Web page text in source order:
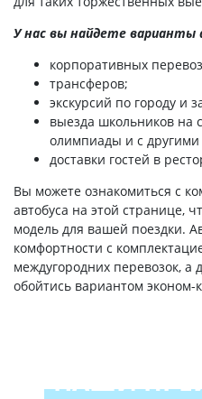
У нас вы найдете варианты
корпоративных
трансферов;
экскурсий по городу и
выезда школьников на
олимпиады и с
доставки гостей в
Вы можете ознакомиться с
автобуса на этой странице,
модель для вашей поездки.
комфортности с
междугородних перевозок, а
обойтись вариантом эконом-
НАШИ